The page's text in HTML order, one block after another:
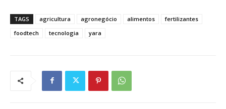
TAGS agricultura agronegócio alimentos
fertilizantes
foodtech
tecnologia yara